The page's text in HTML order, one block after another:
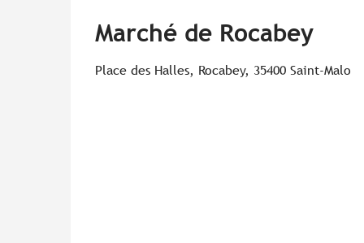
Marché de Rocabey
Place des Halles, Rocabey, 35400 Saint-Malo